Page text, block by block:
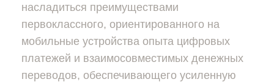
насладиться преимуществами
первоклассного, ориентированного на
мобильные устройства опыта цифровых
платежей и взаимосовместимых денежных
переводов, обеспечивающего усиленную